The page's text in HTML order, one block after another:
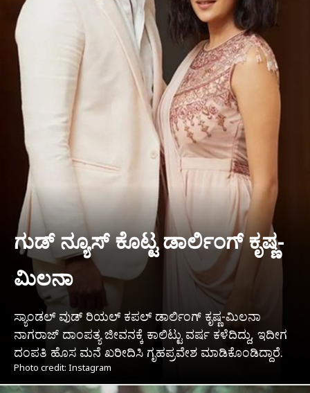
ಗುಡ್ ನ್ಯೂಸ್ ಕೊಟ್ಟ ಡಾರ್ಲಿಂಗ್ ಕೃಷ್ಣ-
ಮಿಲನಾ
ಸ್ಯಾಂಡಲ್ ವುಡ್ ರಿಯಲ್ ಕಪಲ್ ಡಾರ್ಲಿಂಗ್ ಕೃಷ್ಣ-ಮಿಲನಾ
ನಾಗರಾಜ್ ದಾಂಪತ್ಯ ಜೀವನಕ್ಕೆ ಕಾಲಿಟ್ಟು ವರ್ಷ ಕಳೆದಿದ್ದು, ಇದೀಗ
ದಂಪತಿ ಹೊಸ ಮನೆ ಖರೀದಿಸಿ ಗೃಹಪ್ರವೇಶ ಮಾಡಿಕೊಂಡಿದ್ದಾರೆ.
Photo credit: Instagram